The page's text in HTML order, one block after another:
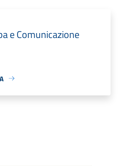
e Comunicazione